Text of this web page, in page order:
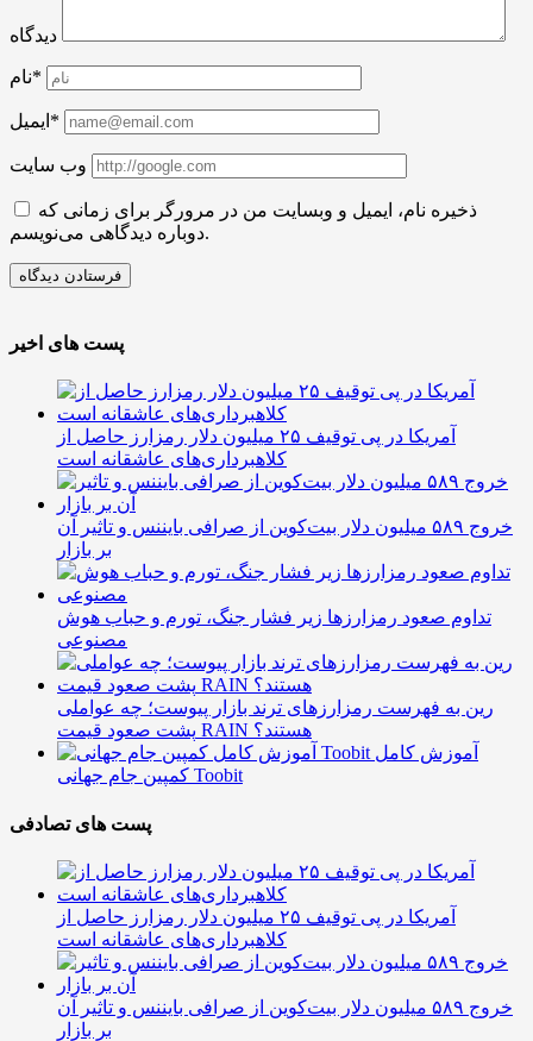
دیدگاه
نام*
ایمیل*
وب سایت
ذخیره نام، ایمیل و وبسایت من در مرورگر برای زمانی که
دوباره دیدگاهی می‌نویسم.
پست های اخیر
آمریکا در پی توقیف ۲۵ میلیون دلار رمزارز حاصل از
کلاهبرداری‌های عاشقانه است
خروج ۵۸۹ میلیون دلار بیت‌کوین از صرافی بایننس و تاثیر آن
بر بازار
تداوم صعود رمزارزها زیر فشار جنگ، تورم و حباب هوش
مصنوعی
رین به فهرست رمزارزهای ترند بازار پیوست؛ چه عواملی
پشت صعود قیمت RAIN هستند؟
آموزش کامل
کمپین جام جهانی Toobit
پست های تصادفی
آمریکا در پی توقیف ۲۵ میلیون دلار رمزارز حاصل از
کلاهبرداری‌های عاشقانه است
خروج ۵۸۹ میلیون دلار بیت‌کوین از صرافی بایننس و تاثیر آن
بر بازار